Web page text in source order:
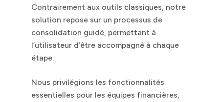
Contrairement aux outils classiques, notre
solution repose sur un processus de
consolidation guidé, permettant à
l’utilisateur d’être accompagné à chaque
étape.
Nous privilégions les fonctionnalités
essentielles pour les équipes financières,